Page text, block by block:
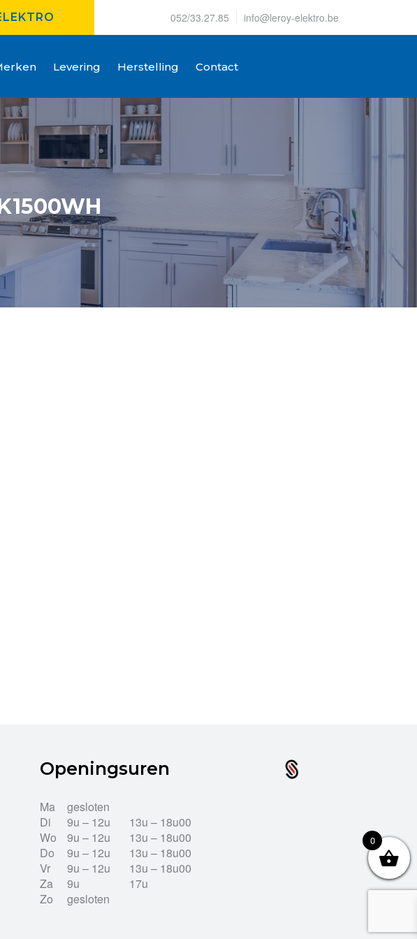
052/33.27.85 info@leroy-elektro.be
Levering Herstelling Contact
Openingsuren
Ma
gesloten
Di
9u – 12u
13u – 18u00
Wo
9u – 12u
13u – 18u00
Do
9u – 12u
13u – 18u00
Vr
9u – 12u
13u – 18u00
Za
9u
17u
Zo
gesloten
0